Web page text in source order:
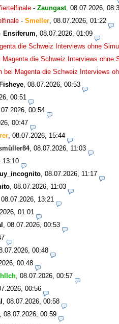
- Zaungast, 08.07.2026,
- Smeller 08.07.2026, 01:22
Ensiferum 08.07.2026, 01:09
die Schweiz Interviews ohne
die Schweiz Interviews ohne
bei Magenta die Schweiz Interviews
08.07.2026, 00:53
00:51
00:54
00:47
08.07.2026, 15:44
, 08.07.2026, 11:03
13:10
08.07.2026, 11:17
08.07.2026, 11:03
08.07.2026, 13:21
01:01
08.07.2026, 00:53
00:48
00:48
08.07.2026, 00:57
00:56
08.07.2026, 00:58
08.07.2026, 00:59